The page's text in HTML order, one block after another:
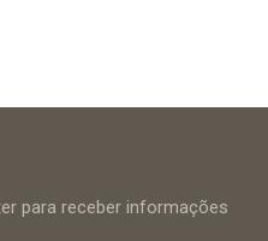
para receber informações